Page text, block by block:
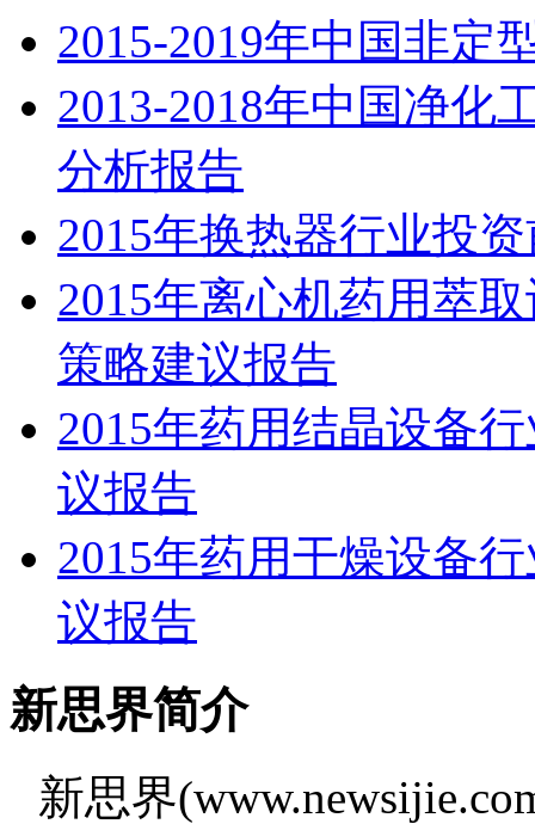
2015-2019年中国非定
2013-2018年中国净化
分析报告
2015年换热器行业投
2015年离心机药用萃
策略建议报告
2015年药用结晶设备
议报告
2015年药用干燥设备
议报告
新思界简介
新思界